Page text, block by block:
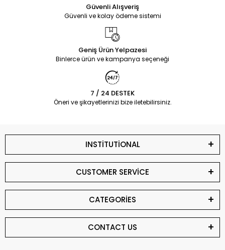
Güvenli Alışveriş
Güvenli ve kolay ödeme sistemi
Geniş Ürün Yelpazesi
Binlerce ürün ve kampanya seçeneği
7 / 24 DESTEK
Öneri ve şikayetlerinizi bize iletebilirsiniz.
INSTİTUTİONAL
CUSTOMER SERVİCE
CATEGORİES
CONTACT US